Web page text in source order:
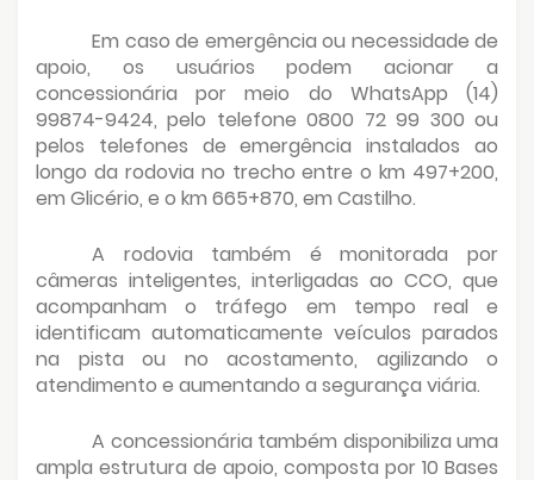
Em caso de emergência ou necessidade de
apoio, os usuários podem acionar a
concessionária por meio do WhatsApp (14)
99874-9424, pelo telefone 0800 72 99 300 ou
pelos telefones de emergência instalados ao
longo da rodovia no trecho entre o km 497+200,
em Glicério, e o km 665+870, em Castilho.
A rodovia também é monitorada por
câmeras inteligentes, interligadas ao CCO, que
acompanham o tráfego em tempo real e
identificam automaticamente veículos parados
na pista ou no acostamento, agilizando o
atendimento e aumentando a segurança viária.
A concessionária também disponibiliza uma
ampla estrutura de apoio, composta por 10 Bases